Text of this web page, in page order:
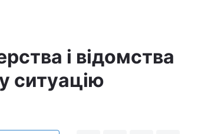
і відомства
ситуацію